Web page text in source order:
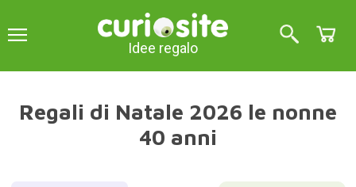
Idee regalo
Regali di Natale 2026 le nonne
40 anni